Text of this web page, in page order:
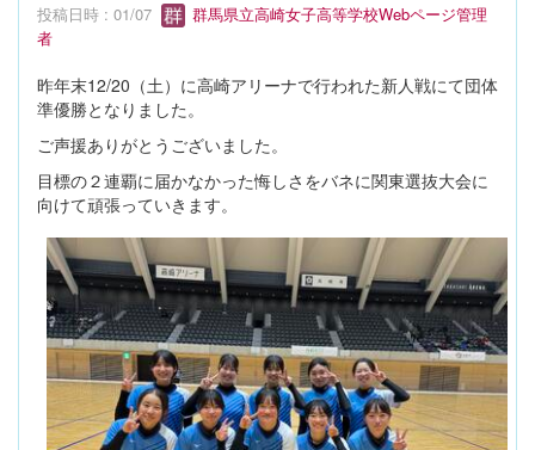
投稿日時 : 01/07
群馬県立高崎女子高等学校Webページ管理
者
昨年末12/20（土）に高崎アリーナで行われた新人戦にて団体
準優勝となりました。
ご声援ありがとうございました。
目標の２連覇に届かなかった悔しさをバネに関東選抜大会に
向けて頑張っていきます。